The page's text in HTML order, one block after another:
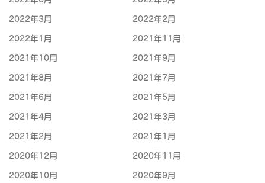
2022年3月 2022年2月
2022年1月 2021年11月
2021年10月 2021年9月
2021年8月 2021年7月
2021年6月 2021年5月
2021年4月 2021年3月
2021年2月 2021年1月
2020年12月 2020年11月
2020年10月 2020年9月